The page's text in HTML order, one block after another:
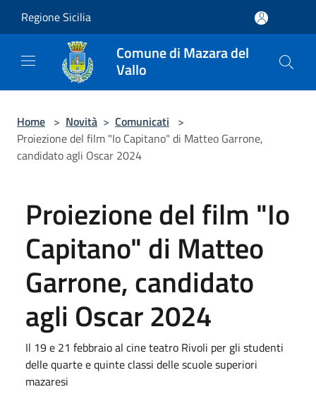
Regione Sicilia
Comune di Mazara del
Vallo
Home > Novità > Comunicati >
Proiezione del film "Io Capitano" di Matteo Garrone,
candidato agli Oscar 2024
Proiezione del film "Io
Capitano" di Matteo
Garrone, candidato
agli Oscar 2024
Il 19 e 21 febbraio al cine teatro Rivoli per gli studenti
delle quarte e quinte classi delle scuole superiori
mazaresi